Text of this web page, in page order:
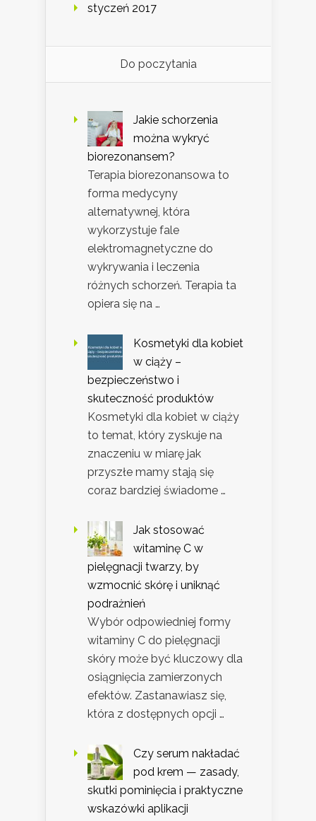
styczeń 2017
Do poczytania
Jakie schorzenia
można wykryć
biorezonansem?
Terapia biorezonansowa to
forma medycyny
alternatywnej, która
wykorzystuje fale
elektromagnetyczne do
wykrywania i leczenia
różnych schorzeń. Terapia ta
opiera się na …
Kosmetyki dla kobiet
w ciąży –
bezpieczeństwo i
skuteczność produktów
Kosmetyki dla kobiet w ciąży
to temat, który zyskuje na
znaczeniu w miarę jak
przyszłe mamy stają się
coraz bardziej świadome …
Jak stosować
witaminę C w
pielęgnacji twarzy, by
wzmocnić skórę i uniknąć
podrażnień
Wybór odpowiedniej formy
witaminy C do pielęgnacji
skóry może być kluczowy dla
osiągnięcia zamierzonych
efektów. Zastanawiasz się,
która z dostępnych opcji …
Czy serum nakładać
pod krem — zasady,
skutki pominięcia i praktyczne
wskazówki aplikacji